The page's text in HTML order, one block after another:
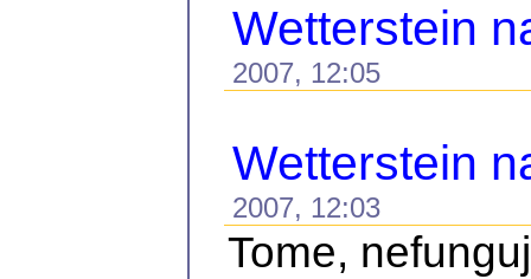
Wetterstein
2007, 12:05
Wetterstein
2007, 12:03
Tome,